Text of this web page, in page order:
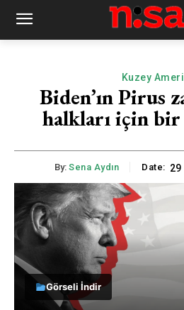
Kuzey
Biden’ın Pirus
halkları için
By: Sena Aydın Date:
Görseli İndir